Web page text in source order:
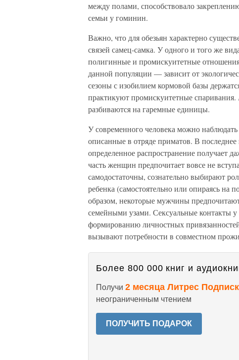
между полами, способствовало
семьи у гоминин.
Важно, что для обезьян характерно
связей самец-самка. У одного и того же
полигинные и промискуитетные
данной популяции — зависит от
сезоны с изобилием кормовой базы
практикуют промискуитетные
разбиваются на гаремные единицы.
У современного человека можно
описанные в отряде приматов. В
определенное распространение получает
часть женщин предпочитает вовсе не
самодостаточны, сознательно выбирают
ребенка (самостоятельно или опираясь
образом, некоторые мужчины
семейными узами. Сексуальные контакты у
формированию личностных
вызывают потребности в совместном
Более 800 000 книг и
Получи 2 месяца Литрес
неограниченным чтением
ПОЛУЧИТЬ ПОДАРОК